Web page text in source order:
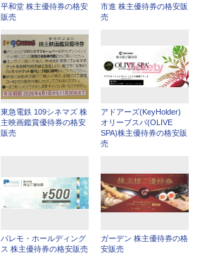
平和堂 株主優待券の格安
販売
市進 株主優待券の格安販
売
東急電鉄 109シネマズ 株
主映画鑑賞優待券の格安
販売
アドアーズ(KeyHolder)
オリーブスパ(OLIVE
SPA)株主優待券の格安販
売
パレモ・ホールディング
ス 株主優待券の格安販売
ガーデン 株主優待券の格
安販売